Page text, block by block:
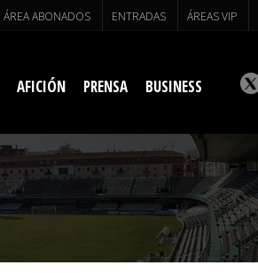
ÁREA ABONADOS ENTRADAS ÁREAS VIP
AFICIÓN PRENSA BUSINESS